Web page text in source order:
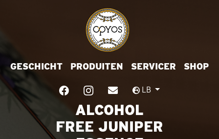
GESCHICHT PRODUITEN SERVICER SHOP
LB
ALCOHOL
FREE JUNIPER